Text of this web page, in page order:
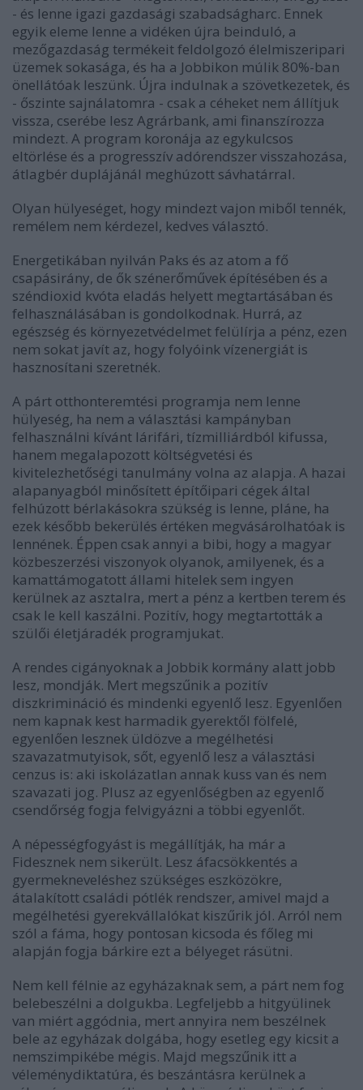
- és lenne igazi gazdasági szabadságharc. Ennek
egyik eleme lenne a vidéken újra beinduló, a
mezőgazdaság termékeit feldolgozó élelmiszeripari
üzemek sokasága, és ha a Jobbikon múlik 80%-ban
önellátóak leszünk. Újra indulnak a szövetkezetek, és
- őszinte sajnálatomra - csak a céheket nem állítjuk
vissza, cserébe lesz Agrárbank, ami finanszírozza
mindezt. A program koronája az egykulcsos
eltörlése és a progresszív adórendszer visszahozása,
átlagbér duplájánál meghúzott sávhatárral.
Olyan hülyeséget, hogy mindezt vajon miből tennék,
remélem nem kérdezel, kedves választó.
Energetikában nyilván Paks és az atom a fő
csapásirány, de ők szénerőművek építésében és a
széndioxid kvóta eladás helyett megtartásában és
felhasználásában is gondolkodnak. Hurrá, az
egészség és környezetvédelmet felülírja a pénz, ezen
nem sokat javít az, hogy folyóink vízenergiát is
hasznosítani szeretnék.
A párt otthonteremtési programja nem lenne
hülyeség, ha nem a választási kampányban
felhasználni kívánt lárifári, tízmilliárdból kifussa,
hanem megalapozott költségvetési és
kivitelezhetőségi tanulmány volna az alapja. A hazai
alapanyagból minősített építőipari cégek által
felhúzott bérlakásokra szükség is lenne, pláne, ha
ezek később bekerülés értéken megvásárolhatóak is
lennének. Éppen csak annyi a bibi, hogy a magyar
közbeszerzési viszonyok olyanok, amilyenek, és a
kamattámogatott állami hitelek sem ingyen
kerülnek az asztalra, mert a pénz a kertben terem és
csak le kell kaszálni. Pozitív, hogy megtartották a
szülői életjáradék programjukat.
A rendes cigányoknak a Jobbik kormány alatt jobb
lesz, mondják. Mert megszűnik a pozitív
diszkrimináció és mindenki egyenlő lesz. Egyenlően
nem kapnak kest harmadik gyerektől fölfelé,
egyenlően lesznek üldözve a megélhetési
szavazatmutyisok, sőt, egyenlő lesz a választási
cenzus is: aki iskolázatlan annak kuss van és nem
szavazati jog. Plusz az egyenlőségben az egyenlő
csendőrség fogja felvigyázni a többi egyenlőt.
A népességfogyást is megállítják, ha már a
Fidesznek nem sikerült. Lesz áfacsökkentés a
gyermekneveléshez szükséges eszközökre,
átalakított családi pótlék rendszer, amivel majd a
megélhetési gyerekvállalókat kiszűrik jól. Arról nem
szól a fáma, hogy pontosan kicsoda és főleg mi
alapján fogja bárkire ezt a bélyeget rásütni.
Nem kell félnie az egyházaknak sem, a párt nem fog
belebeszélni a dolgukba. Legfeljebb a hitgyülinek
van miért aggódnia, mert annyira nem beszélnek
bele az egyházak dolgába, hogy esetleg egy kicsit a
nemszimpikébe mégis. Majd megszűnik itt a
véleménydiktatúra, és beszántásra kerülnek a